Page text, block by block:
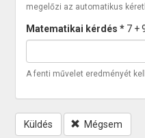
megelőzi az automatikus
Matematikai kérdés* 7 +
A fenti művelet eredményét
Küldés Mégsem